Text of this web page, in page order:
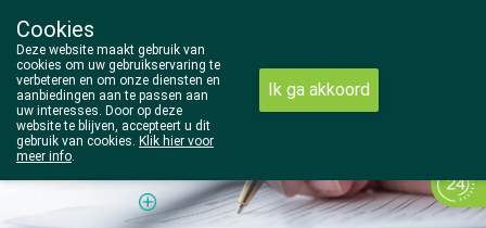
014/810298
Cookies
Deze website maakt gebruik van
cookies om uw gebruikservaring te
verbeteren en om onze diensten en
aanbiedingen aan te passen aan
uw interesses. Door op deze
website te blijven, accepteert u dit
gebruik van cookies. Klik hier voor
meer info.
Ik ga akkoord